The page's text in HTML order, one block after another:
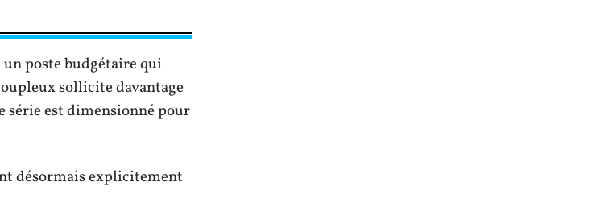
un poste budgétaire qui
sollicite davantage
série est dimensionné pour
désormais explicitement